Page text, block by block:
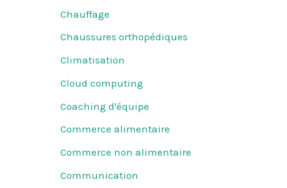
Chauffage
Chaussures orthopédiques
Climatisation
Cloud computing
Coaching d'équipe
Commerce alimentaire
Commerce non alimentaire
Communication